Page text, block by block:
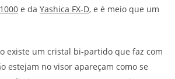
e da Yashica FX-D, e é meio que um
existe um cristal bi-partido que faz com
estejam no visor apareçam como se